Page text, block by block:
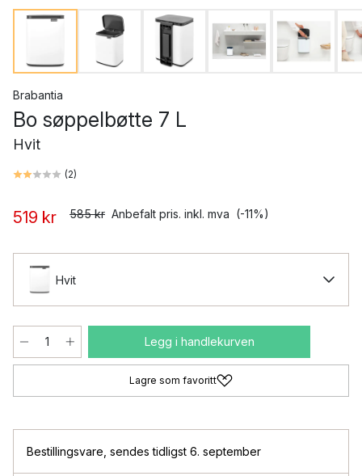
Brabantia
Bo søppelbøtte 7 L
Hvit
(2)
519 kr 585 kr Anbefalt pris. inkl. mva (-11%)
Hvit
Legg i handlekurven
Lagre som favoritt
Bestillingsvare sendes tidligst 6. september